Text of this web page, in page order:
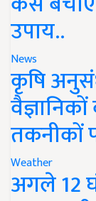
उपाय..
News
कृषि
तकनीकों
Weather
अगले 12